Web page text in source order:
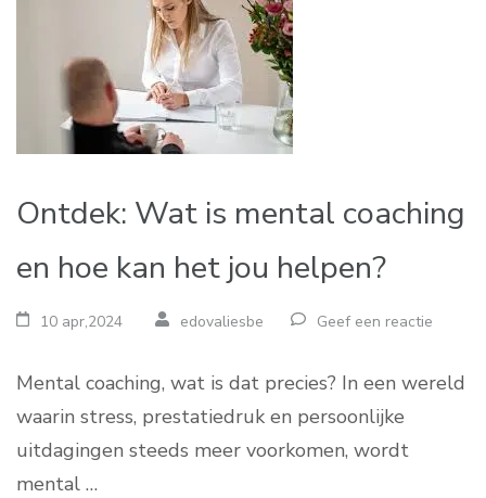
Ontdek: Wat is mental coaching
en hoe kan het jou helpen?
10 apr,2024 edovaliesbe Geef een reactie
Mental coaching, wat is dat precies? In een wereld
waarin stress, prestatiedruk en persoonlijke
uitdagingen steeds meer voorkomen, wordt
mental …